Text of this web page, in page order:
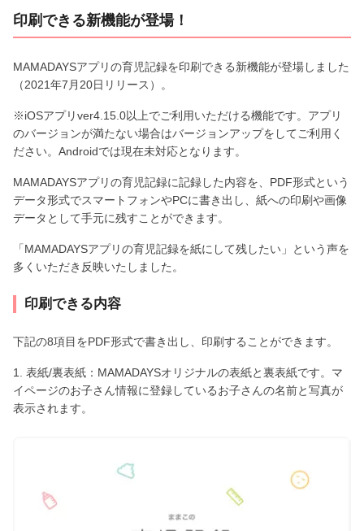
印刷できる新機能が登場！
MAMADAYSアプリの育児記録を印刷できる新機能が登場しました
（2021年7月20日リリース）。
※iOSアプリver4.15.0以上でご利用いただける機能です。アプリ
のバージョンが満たない場合はバージョンアップをしてご利用く
ださい。Androidでは現在未対応となります。
MAMADAYSアプリの育児記録に記録した内容を、PDF形式という
データ形式でスマートフォンやPCに書き出し、紙への印刷や画像
データとして手元に残すことができます。
「MAMADAYSアプリの育児記録を紙にして残したい」という声を
多くいただき反映いたしました。
印刷できる内容
下記の8項目をPDF形式で書き出し、印刷することができます。
1. 表紙/裏表紙：MAMADAYSオリジナルの表紙と裏表紙です。マ
イページのお子さん情報に登録しているお子さんの名前と写真が
表示されます。